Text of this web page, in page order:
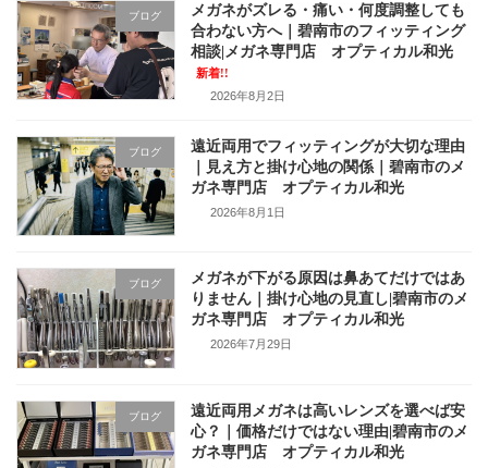
ブログ
メガネがズレる・痛い・何度調整しても
合わない方へ｜碧南市のフィッティング
相談|メガネ専門店 オプティカル和光
新着!!
2026年8月2日
ブログ
遠近両用でフィッティングが大切な理由
｜見え方と掛け心地の関係｜碧南市のメ
ガネ専門店 オプティカル和光
2026年8月1日
ブログ
メガネが下がる原因は鼻あてだけではあ
りません｜掛け心地の見直し|碧南市のメ
ガネ専門店 オプティカル和光
2026年7月29日
ブログ
遠近両用メガネは高いレンズを選べば安
心？｜価格だけではない理由|碧南市のメ
ガネ専門店 オプティカル和光